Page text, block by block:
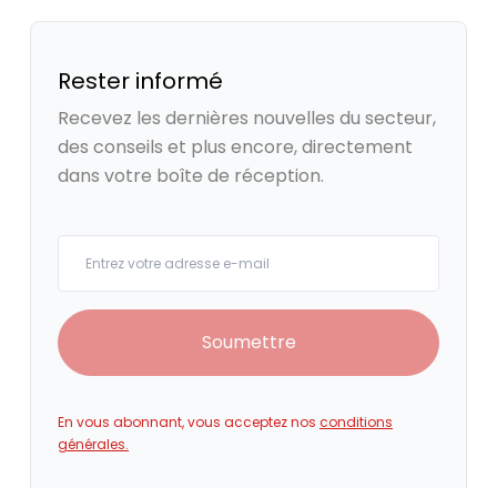
Rester informé
Recevez les dernières nouvelles du secteur,
des conseils et plus encore, directement
dans votre boîte de réception.
Soumettre
En vous abonnant, vous acceptez nos conditions
générales.